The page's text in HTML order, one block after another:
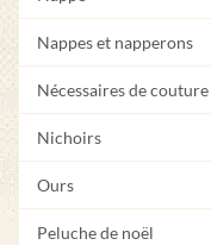
Nappes et napperons
Nécessaires de couture
Nichoirs
Ours
Peluche de noël